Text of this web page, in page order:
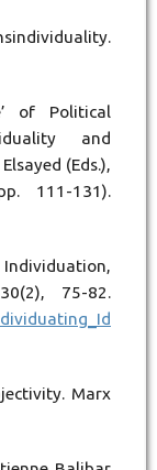
of Political
and
(Eds.),
111-131).
75-82.
Marx